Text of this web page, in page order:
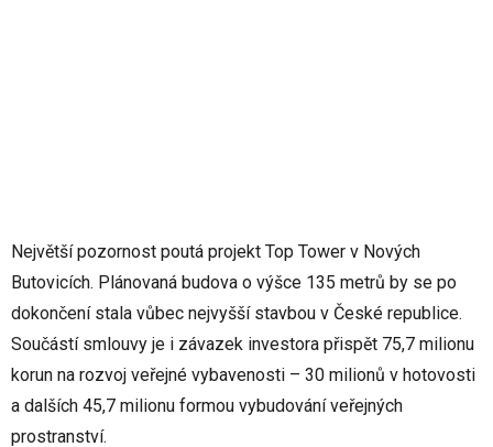
Největší pozornost poutá projekt Top Tower v Nových
Butovicích. Plánovaná budova o výšce 135 metrů by se po
dokončení stala vůbec nejvyšší stavbou v České republice.
Součástí smlouvy je i závazek investora přispět 75,7 milionu
korun na rozvoj veřejné vybavenosti – 30 milionů v hotovosti
a dalších 45,7 milionu formou vybudování veřejných
prostranství.